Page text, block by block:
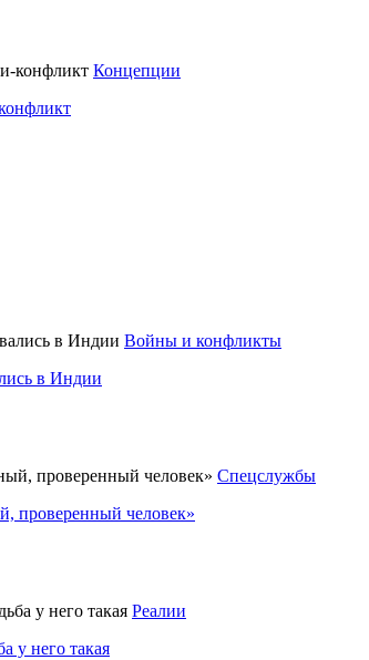
Концепции
Войны и конфликты
в Индии
Спецслужбы
проверенный человек»
Реалии
у него такая